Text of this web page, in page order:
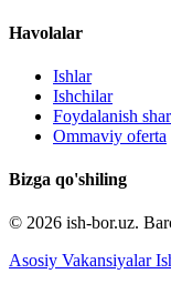
Havolalar
Ishlar
Ishchilar
Foydalanish
Ommaviy oferta
Bizga qo'shiling
© 2026 ish-bor.uz.
Asosiy Vakansiyalar